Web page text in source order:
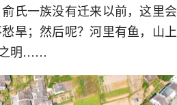
氏一族没有迁来以前，这里会
旱；然后呢？河里有鱼，山上
之明……